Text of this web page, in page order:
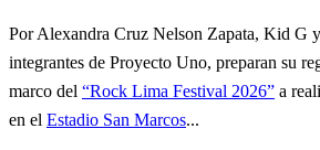
Por Alexandra Cruz Nelson Zapata, Kid G
integrantes de Proyecto Uno, preparan su
marco del “Rock Lima Festival 2026” a
en el Estadio San Marcos...